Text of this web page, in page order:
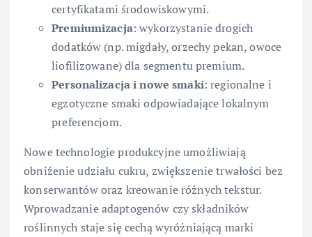
certyfikatami środowiskowymi.
Premiumizacja: wykorzystanie drogich
dodatków (np. migdały, orzechy pekan, owoce
liofilizowane) dla segmentu premium.
Personalizacja i nowe smaki: regionalne i
egzotyczne smaki odpowiadające lokalnym
preferencjom.
Nowe technologie produkcyjne umożliwiają
obniżenie udziału cukru, zwiększenie trwałości bez
konserwantów oraz kreowanie różnych tekstur.
Wprowadzanie adaptogenów czy składników
roślinnych staje się cechą wyróżniającą marki